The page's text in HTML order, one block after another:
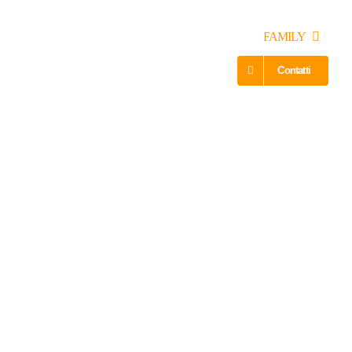
FAMILY
Contatti